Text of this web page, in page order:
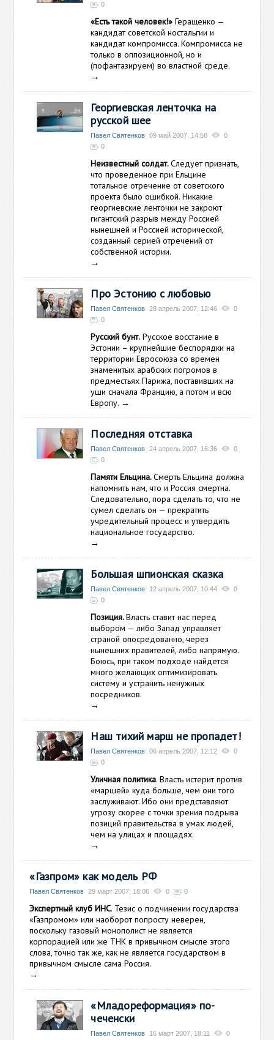
0
«Есть такой человек!»Геращенко —
кандидат советской ностальгии и
кандидат компромисса. Компромисса не
только в оппозиционной, но и
(пофантазируем) во властной среде.
→
Георгиевская ленточка на
русской шее
Павел Святенков 09 май 2007, 14:58
0
0
Неизвестный солдат.Следует признать,
что проведенное при Ельцине
тотальное отречение от советского
проекта было ошибкой. Никакие
георгиевские ленточки не закроют
гигантский разрыв между Россией
нынешней и Россией исторической,
созданный серией отречений от
собственной истории.
→
Про Эстонию с любовью
Павел Святенков 28 апрель 2007, 12:46
0
0
Русский бунт. Русское восстание в
Эстонии – крупнейшие беспорядки на
территории Евросоюза со времен
знаменитых арабских погромов в
предместьях Парижа, поставивших на
уши сначала Францию, а потом и всю
Европу. →
Последняя отставка
Павел Святенков 24 апрель 2007, 16:36
0
0
Памяти Ельцина.Смерть Ельцина должна
напомнить нам, что и Россия смертна.
Следовательно, пора сделать то, что не
сумел сделать он — прекратить
учредительный процесс и утвердить
национальное государство.
→
Большая шпионская сказка
Павел Святенков 12 апрель 2007, 10:44
0
0
Позиция.Власть ставит нас перед
выбором — либо Запад управляет
страной опосредованно, через
нынешних правителей, либо напрямую.
Боюсь, при таком подходе найдется
много желающих оптимизировать
систему и устранить ненужных
посредников.
→
Наш тихий марш не пропадет!
Павел Святенков 06 апрель 2007, 12:12
0
0
Уличная политика. Власть истерит против
«маршей» куда больше, чем они того
заслуживают. Ибо они представляют
угрозу скорее с точки зрения подрыва
позиций правительства в умах людей,
чем на улицах и площадях.
→
«Газпром» как модель РФ
Павел Святенков 29 март 2007, 18:06 0 0
Экспертный клуб ИНС. Тезис о подчинении государства
«Газпромом» или наоборот попросту неверен,
поскольку газовый монополист не является
корпорацией или же ТНК в привычном смысле этого
слова, точно так же, как не является государством в
привычном смысле сама Россия.
→
«Младореформация» по-
чеченски
Павел Святенков 16 март 2007, 18:11
0